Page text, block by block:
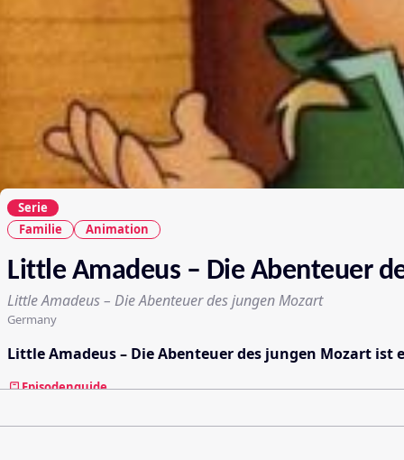
Serie
Familie
Animation
Little Amadeus – Die Abenteuer
Little Amadeus – Die Abenteuer des jungen Mozart
Germany
Little Amadeus – Die Abenteuer des jungen Mozart
Episodenguide